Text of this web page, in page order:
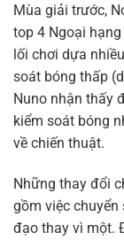
Mùa giải trước,
top 4 Ngoại
lối chơi dựa
soát bóng thấp
Nuno nhận thấy
kiểm soát bóng
về chiến thuật.
Những thay đổi
gồm việc chuyển
đạo thay vì một.